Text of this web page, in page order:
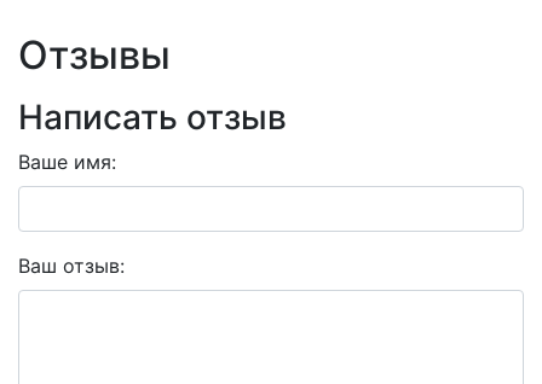
Отзывы
Написать отзыв
Ваше имя:
Ваш отзыв: